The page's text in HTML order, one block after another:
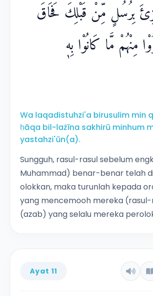
بِرُسُلٍ مِّنْ قَبْلِكَ فَحَاقَ
مِنْهُمْ مَّا كَانُوْا بِهٖ
Wa laqadistuhzi'a birusulim min
ḥāqa bil-lażīna sakhirū minhum
yastahzi'ūn(a).
Sungguh, rasul-rasul sebelum
Muhammad) benar-benar telah
olokkan, maka turunlah kepada
yang mencemooh mereka
(azab) yang selalu mereka
Ayat 11